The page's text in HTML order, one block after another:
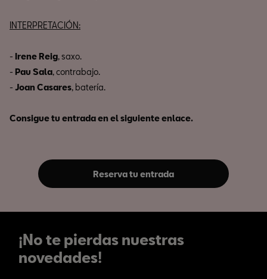
INTERPRETACIÓN:
- Irene Reig, saxo.
- Pau Sala, contrabajo.
- Joan Casares, batería.
Consigue tu entrada en el siguiente enlace.
Reserva tu entrada
¡No te pierdas nuestras
novedades!